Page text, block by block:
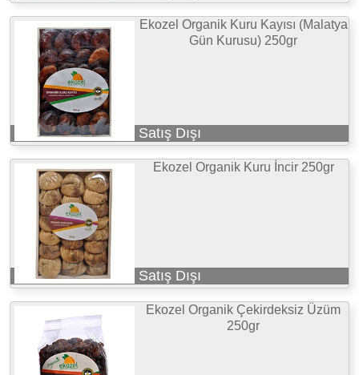
Ekozel Organik Kuru Kayısı (Malatya
Gün Kurusu) 250gr
Satış Dışı
Ekozel Organik Kuru İncir 250gr
Satış Dışı
Ekozel Organik Çekirdeksiz Üzüm
250gr